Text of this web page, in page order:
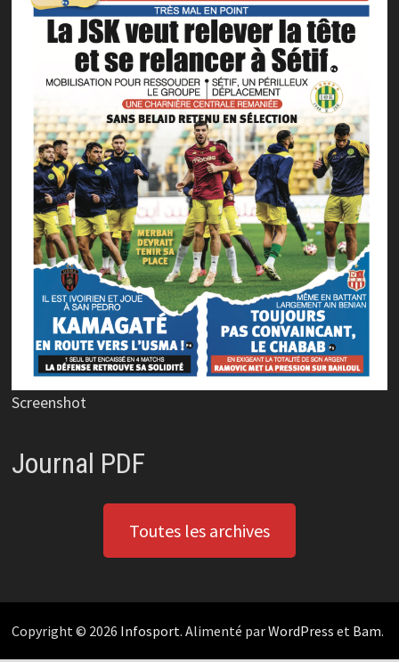
Screenshot
Journal PDF
Toutes les archives
Copyright © 2026 Infosport. Alimenté parWordPress et Bam.